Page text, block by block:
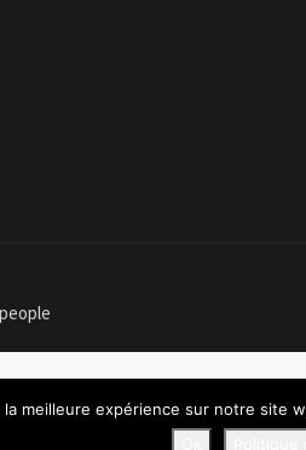
meilleure expérience sur notre